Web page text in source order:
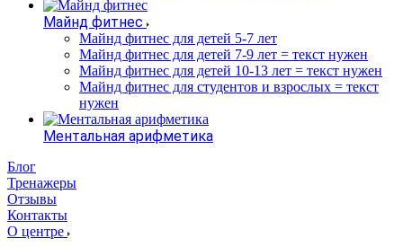
Майнд фитнес
Майнд фитнес для детей 5-7 лет
Майнд фитнес для детей 7-9 лет = текст нужен
Майнд фитнес для детей 10-13 лет = текст нужен
Майнд фитнес для студентов и взрослых = текст
нужен
Ментальная арифметика
Блог
Тренажеры
Отзывы
Контакты
О центре